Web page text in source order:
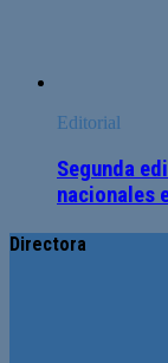
Editorial
Segunda
nacionales
Directora